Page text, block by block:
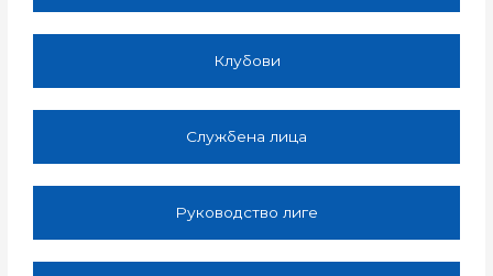
Клубови
Службена лица
Руководство лиге